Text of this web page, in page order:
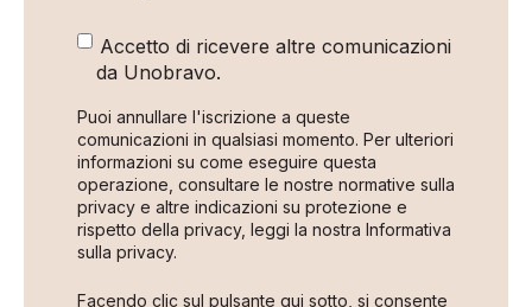
Accetto di ricevere altre comunicazioni
da Unobravo.
Puoi annullare l'iscrizione a queste
comunicazioni in qualsiasi momento. Per ulteriori
informazioni su come eseguire questa
operazione, consultare le nostre normative sulla
privacy e altre indicazioni su protezione e
rispetto della privacy, leggi la nostra Informativa
sulla privacy.
Facendo clic sul pulsante qui sotto, si consente